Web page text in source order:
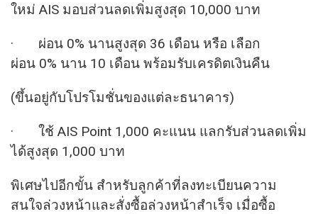
ใหม่ AIS มอบส่วนลดเพิ่มสูงสุด 10,000 บาท
· ผ่อน 0% นานสูงสุด 36 เดือน หรือ เลือก
ผ่อน 0% นาน 10 เดือน พร้อมรับเครดิตเงินคืน
(ขึ้นอยู่กับโปรโมชั่นของแต่ละธนาคาร)
· ใช้ AIS Point 1,000 คะแนน แลกรับส่วนลดเพิ่ม
ได้สูงสุด 1,000 บาท
พิเศษไปอีกขั้น สำหรับลูกค้าที่ลงทะเบียนความ
สนใจล่วงหน้าและสั่งซื้อล่วงหน้าสำเร็จ เมื่อซื้อ